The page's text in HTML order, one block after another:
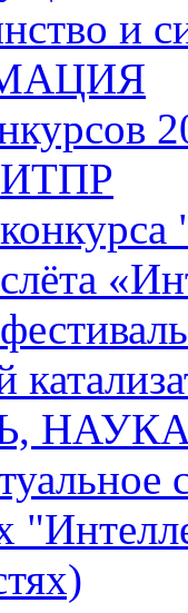
и
ИТПР